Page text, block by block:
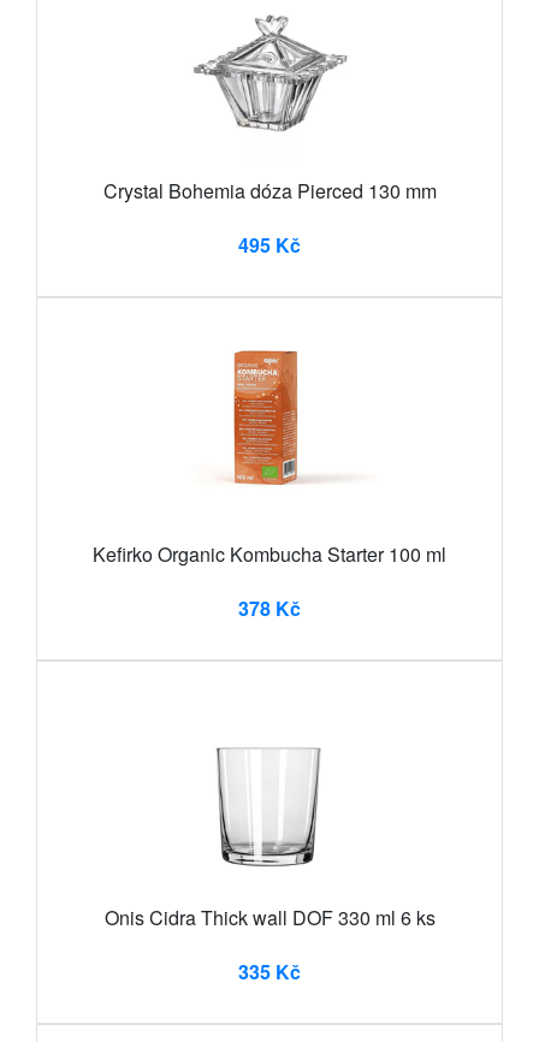
Crystal Bohemia dóza Pierced 130 mm
495 Kč
Kefirko Organic Kombucha Starter 100 ml
378 Kč
Onis Cidra Thick wall DOF 330 ml 6 ks
335 Kč